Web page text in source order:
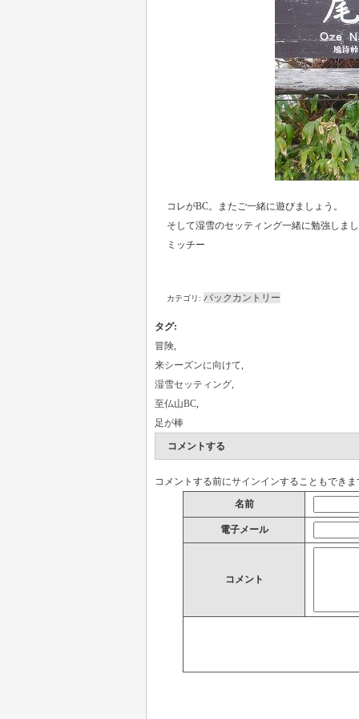
コレがBC。またご一緒に遊びましょう。
そして湿雪のセッティング一緒に勉強しま
ミッチー
カテゴリ: バックカントリー
タグ:
冒険,
来シーズンに向けて,
湿雪セッティング,
至仏山BC,
足が棒
コメントする
コメントする前にサインインすることもできま
名前
電子メール
コメント